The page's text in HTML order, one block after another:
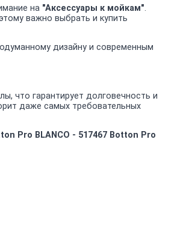
на "Аксессуары к мойкам".
важно выбрать и купить
дизайну и современным
что гарантирует долговечность и
даже самых требовательных
Pro BLANCO - 517467 Botton Pro